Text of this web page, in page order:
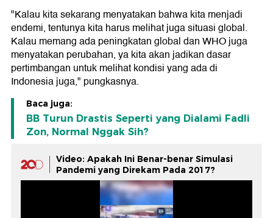
"Kalau kita sekarang menyatakan bahwa kita menjadi
endemi, tentunya kita harus melihat juga situasi global.
Kalau memang ada peningkatan global dan WHO juga
menyatakan perubahan, ya kita akan jadikan dasar
pertimbangan untuk melihat kondisi yang ada di
Indonesia juga," pungkasnya.
Baca juga:
BB Turun Drastis Seperti yang Dialami Fadli
Zon, Normal Nggak Sih?
Video: Apakah Ini Benar-benar Simulasi
Pandemi yang Direkam Pada 2017?